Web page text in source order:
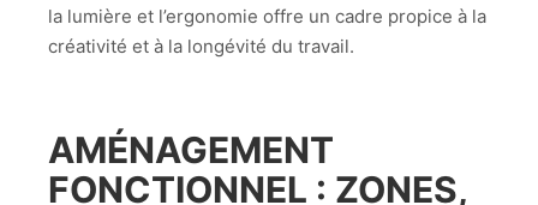
la lumière et l’ergonomie offre un cadre propice à la
créativité et à la longévité du travail.
AMÉNAGEMENT
FONCTIONNEL : ZONES,